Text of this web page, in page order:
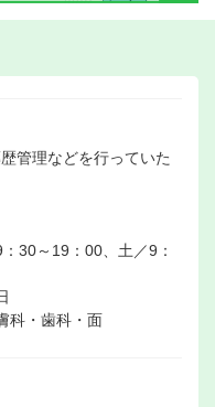
管理などを行っていた
30～19：00、土／9：
科・歯科・面